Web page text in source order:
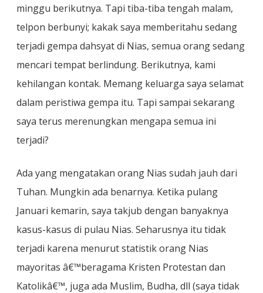
minggu berikutnya. Tapi tiba-tiba tengah malam,
telpon berbunyi; kakak saya memberitahu sedang
terjadi gempa dahsyat di Nias, semua orang sedang
mencari tempat berlindung. Berikutnya, kami
kehilangan kontak. Memang keluarga saya selamat
dalam peristiwa gempa itu. Tapi sampai sekarang
saya terus merenungkan mengapa semua ini
terjadi?
Ada yang mengatakan orang Nias sudah jauh dari
Tuhan. Mungkin ada benarnya. Ketika pulang
Januari kemarin, saya takjub dengan banyaknya
kasus-kasus di pulau Nias. Seharusnya itu tidak
terjadi karena menurut statistik orang Nias
mayoritas â€™beragama Kristen Protestan dan
Katolikâ€™, juga ada Muslim, Budha, dll (saya tidak